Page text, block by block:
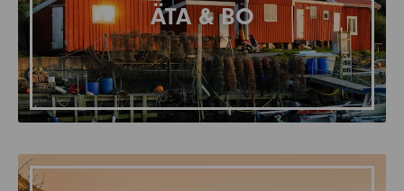
ÄTA & BO